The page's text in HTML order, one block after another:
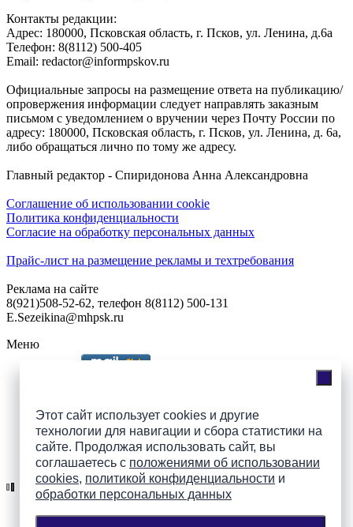
Этот сайт использует cookies и другие
технологии для навигации и сбора статистики на
сайте. Продолжая использовать сайт, вы
соглашаетесь с положениями об использовании
cookies, политикой конфиденциальности и
обработки персональных данных
Контакты редакции:
Адреc: 180000, Псковская область, г. Псков, ул. Ленина, д.6а
Телефон: 8(8112) 500-405
Email: redactor@informpskov.ru
Официальные запросы на размещение ответа на публикацию/
опровержения информации следует направлять заказным
письмом с уведомлением о вручении через Почту России по
адресу: 180000, Псковская область, г. Псков, ул. Ленина, д. 6а,
либо обращаться лично по тому же адресу.
Главный редактор - Спиридонова Анна Александровна
Соглашение об использовании cookie
Политика конфиденциальности
Согласие на обработку персональных данных
Прайс-лист на размещение рекламы и техтребования
Реклама на сайте
8(921)508-52-62, телефон 8(8112) 500-131
E.Sezeikina@mhpsk.ru
Меню
Подпишись на группы
ПАИ в соцсетях!